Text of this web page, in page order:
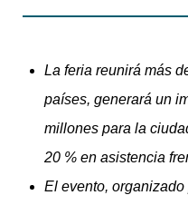
La feria reunirá más
países, generará un
millones para la
20 % en asistencia
El evento,